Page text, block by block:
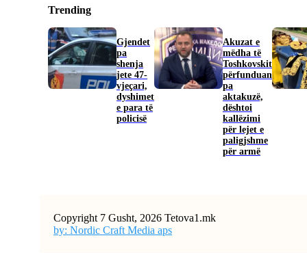
Trending
Gjendet
pa
shenja
jete 47-
vjeçari,
dyshimet
e para të
policisë
Akuzat e
mëdha të
Toshkovskit
përfunduan
pa
aktakuzë,
dështoi
kallëzimi
për lejet e
paligjshme
për armë
Copyright 7 Gusht, 2026 Tetova1.mk
by: Nordic Craft Media aps